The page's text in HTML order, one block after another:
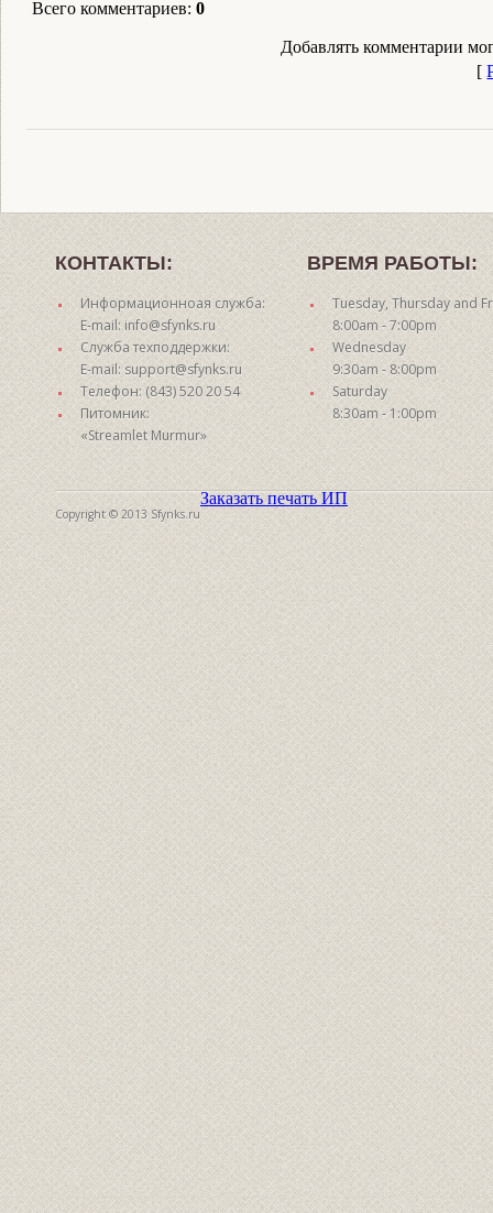
Всего комментариев: 0
Добавлять комментарии
[
КОНТАКТЫ:
Информационноая служба:
E-mail: info@sfynks.ru
Служба техподдержки:
E-mail: support@sfynks.ru
Телефон: (843) 520 20 54
Питомник:
«Streamlet Murmur»
ВРЕМЯ РАБОТЫ:
Tuesday, Thursday and
8:00am - 7:00pm
Wednesday
9:30am - 8:00pm
Saturday
8:30am - 1:00pm
Copyright © 2013 Sfynks.ru
Заказать печать ИП